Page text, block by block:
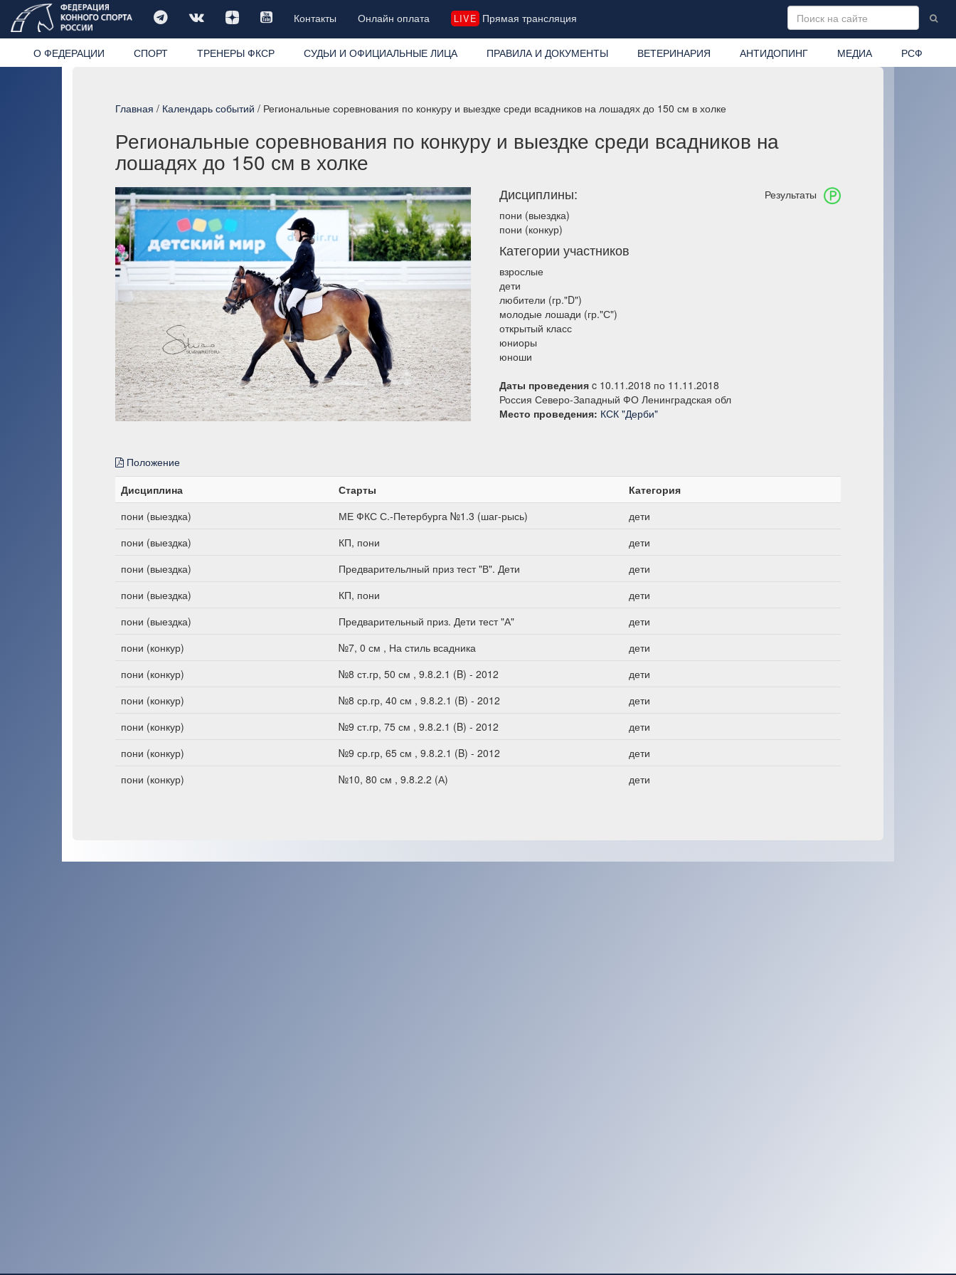
Контакты Онлайн оплата LIVE Прямая трансляция
О ФЕДЕРАЦИИ СПОРТ ТРЕНЕРЫ ФКСР СУДЬИ И ОФИЦИАЛЬНЫЕ ЛИЦА ПРАВИЛА И ДОКУМЕНТЫ ВЕТЕРИНАРИЯ АНТИДОПИНГ МЕДИА РСФ
Главная / Календарь событий / Региональные соревнования по конкуру и выездке среди всадников на лошадях до 150 см в холке
Региональные соревнования по конкуру и выездке среди всадников на
лошадях до 150 см в холке
Результаты
Дисциплины:
пони (выездка)
пони (конкур)
Категории участников
взрослые
дети
любители (гр."D")
молодые лошади (гр."С")
открытый класс
юниоры
юноши
Даты проведения c 10.11.2018 по 11.11.2018
Россия Северо-Западный ФО Ленинградская обл
Место проведения: КСК "Дерби"
Положение
Дисциплина
Старты
Категория
пони (выездка)
МЕ ФКС С.-Петербурга №1.3 (шаг-рысь)
дети
пони (выездка)
КП, пони
дети
пони (выездка)
Предварительлный приз тест "В". Дети
дети
пони (выездка)
КП, пони
дети
пони (выездка)
Предварительный приз. Дети тест "А"
дети
пони (конкур)
№7, 0 см , На стиль всадника
дети
пони (конкур)
№8 ст.гр, 50 см , 9.8.2.1 (B) - 2012
дети
пони (конкур)
№8 ср.гр, 40 см , 9.8.2.1 (B) - 2012
дети
пони (конкур)
№9 ст.гр, 75 см , 9.8.2.1 (B) - 2012
дети
пони (конкур)
№9 ср.гр, 65 см , 9.8.2.1 (B) - 2012
дети
пони (конкур)
№10, 80 см , 9.8.2.2 (А) дети